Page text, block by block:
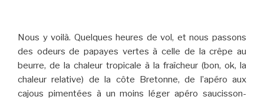
Nous y voilà. Quelques heures de vol, et nous passons
des odeurs de papayes vertes à celle de la crêpe au
beurre, de la chaleur tropicale à la fraîcheur (bon, ok, la
chaleur relative) de la côte Bretonne, de l’apéro aux
cajous pimentées à un moins léger apéro saucisson-